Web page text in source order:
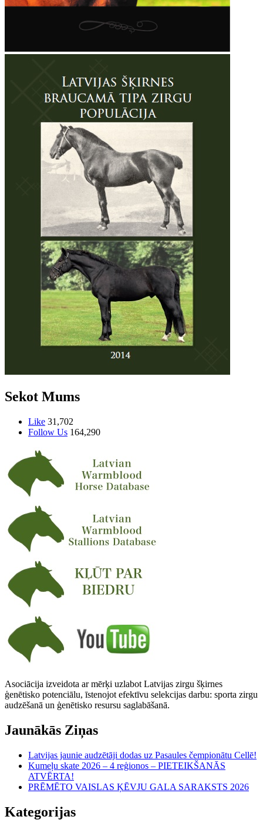
Sekot Mums
Like 31,702
Follow Us 164,290
Asociācija izveidota ar mērķi uzlabot Latvijas zirgu šķirnes
ģenētisko potenciālu, īstenojot efektīvu selekcijas darbu: sporta zirgu
audzēšanā un ģenētisko resursu saglabāšanā.
Jaunākās Ziņas
Latvijas jaunie audzētāji dodas uz Pasaules čempionātu Cellē!
Kumeļu skate 2026 – 4 reģionos – PIETEIKŠANĀS
ATVĒRTA!
PRĒMĒTO VAISLAS ĶĒVJU GALA SARAKSTS 2026
Kategorijas